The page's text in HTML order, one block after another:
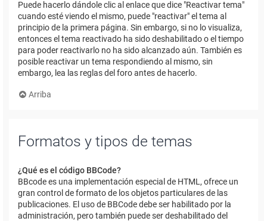
Puede hacerlo dándole clic al enlace que dice "Reactivar tema"
cuando esté viendo el mismo, puede "reactivar" el tema al
principio de la primera página. Sin embargo, si no lo visualiza,
entonces el tema reactivado ha sido deshabilitado o el tiempo
para poder reactivarlo no ha sido alcanzado aún. También es
posible reactivar un tema respondiendo al mismo, sin
embargo, lea las reglas del foro antes de hacerlo.
Arriba
Formatos y tipos de temas
¿Qué es el código BBCode?
BBcode es una implementación especial de HTML, ofrece un
gran control de formato de los objetos particulares de las
publicaciones. El uso de BBCode debe ser habilitado por la
administración, pero también puede ser deshabilitado del